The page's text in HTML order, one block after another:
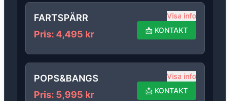
FARTSPÄRR
Pris: 4,495 kr
Visa info
📩 KONTAKT
POPS&BANGS
Pris: 5,995 kr
Visa info
📩 KONTAKT